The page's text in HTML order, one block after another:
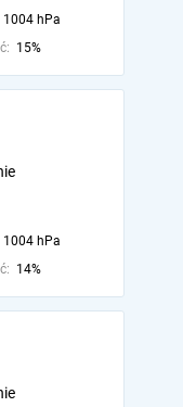
1004 hPa
15%
1004 hPa
14%